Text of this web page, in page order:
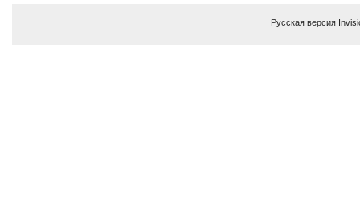
Русская версия